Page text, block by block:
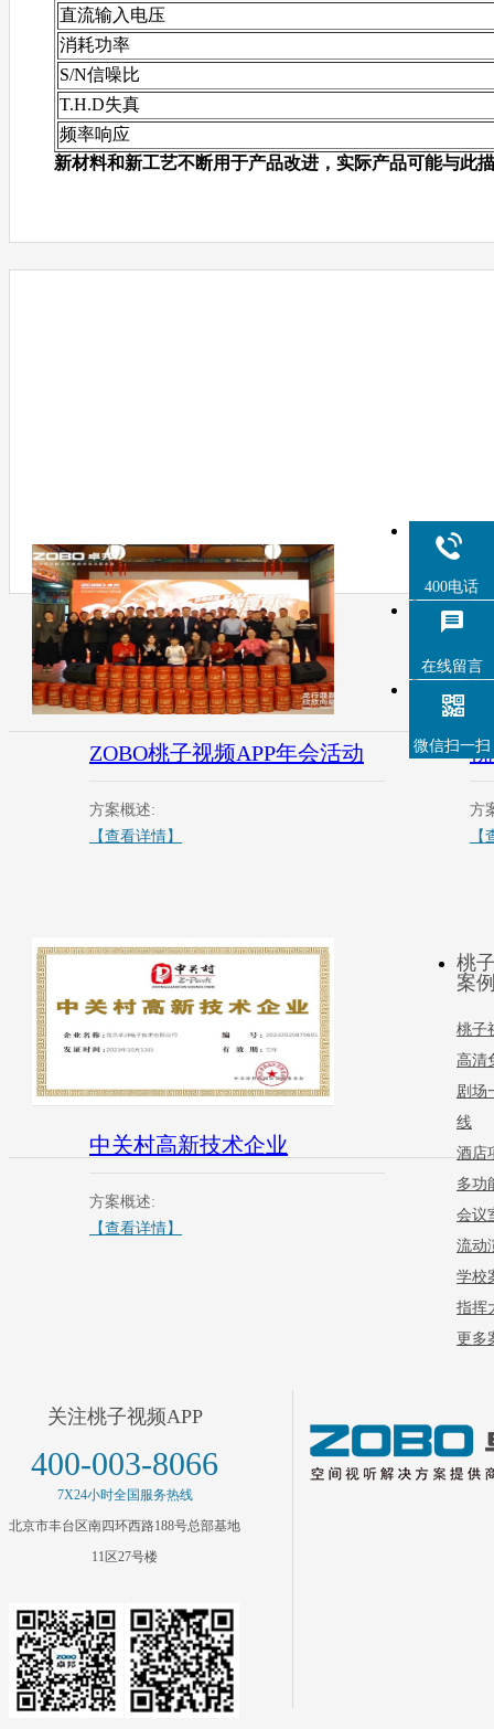
直流输入电压
消耗功率
S/N信噪比
T.H.D失真
频率响应
新材料和新工艺不断用于产品改进，实际产品可能与此
ZOBO桃子视频APP年会活动
方案概述:
【查看详情】
方
中关村高新技术企业
方案概述:
【查看详情】
桃
案
桃子
高清
剧场
线
酒店
多功
会议
流动
学校
指挥
更多
关注桃子视频APP
400-003-8066
7X24小时全国服务热线
北京市丰台区南四环西路188号总部基地
11区27号楼
400电话
在线留言
微信扫一扫